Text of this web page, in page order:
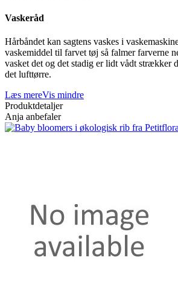
Vaskeråd
Hårbåndet kan sagtens vaskes i
vaskemiddel til farvet tøj så falmer farverne
vasket det og det stadig er lidt vådt strækker
det lufttørre.
Læs mereVis mindre
Produktdetaljer
Anja anbefaler